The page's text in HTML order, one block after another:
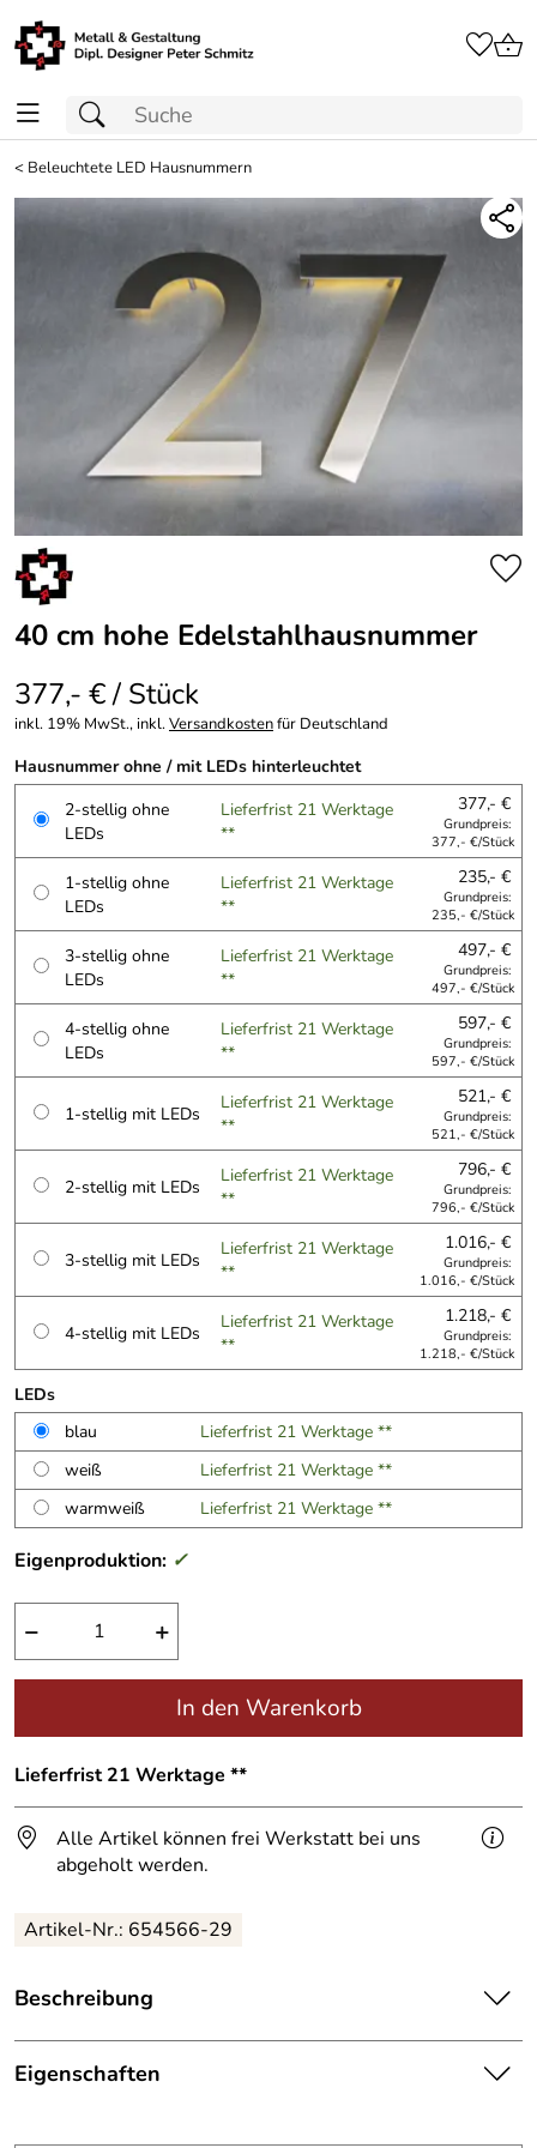
< Beleuchtete LED Hausnummern
40 cm hohe Edelstahlhausnummer
377,- € / Stück
inkl. 19% MwSt., inkl.Versandkostenfür Deutschland
Hausnummer ohne / mit LEDs hinterleuchtet
2-stellig ohne
LEDs
Lieferfrist 21 Werktage
**
377,- €
Grundpreis:
377,- €/Stück
1-stellig ohne
LEDs
Lieferfrist 21 Werktage
**
235,- €
Grundpreis:
235,- €/Stück
3-stellig ohne
LEDs
Lieferfrist 21 Werktage
**
497,- €
Grundpreis:
497,- €/Stück
4-stellig ohne
LEDs
Lieferfrist 21 Werktage
**
597,- €
Grundpreis:
597,- €/Stück
1-stellig mit LEDs
Lieferfrist 21 Werktage
**
521,- €
Grundpreis:
521,- €/Stück
2-stellig mit LEDs
Lieferfrist 21 Werktage
**
796,- €
Grundpreis:
796,- €/Stück
3-stellig mit LEDs
Lieferfrist 21 Werktage
**
1.016,- €
Grundpreis:
1.016,- €/Stück
4-stellig mit LEDs
Lieferfrist 21 Werktage
**
1.218,- €
Grundpreis:
1.218,- €/Stück
LEDs
blau
Lieferfrist 21 Werktage **
weiß
Lieferfrist 21 Werktage **
warmweiß
Lieferfrist 21 Werktage **
Eigenproduktion: ✓
− +
In den Warenkorb
Lieferfrist 21 Werktage **
Alle Artikel können frei Werkstatt bei uns
abgeholt werden.
Artikel-Nr.: 654566-29
Beschreibung
40 cm hohe Edelstahlhausnummer.
Mit LED’s hinterleuchtete
Eigenschaften